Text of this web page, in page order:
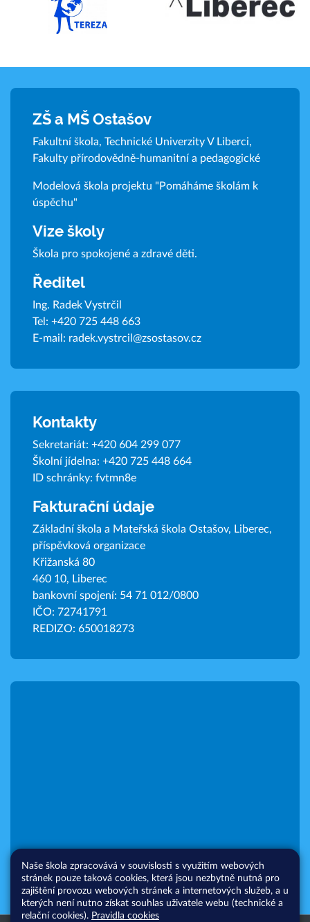
ZŠ a MŠ Ostašov
Fakultní škola, Technické Univerzity V Liberci,
Fakulty přírodovědně-humanitní a pedagogické
Modelová škola projektu "Pomáháme školám k
úspěchu"
Vize školy
Škola pro spokojené a zdravé děti.
Ředitel
Ing. Radek Vystrčil
Tel: +420 725 448 663
E-mail: radek.vystrcil@zsostasov.cz
Kontakty
Sekretariát: +420 604 299 077
Školní jídelna: +420 725 448 664
ID schránky: fvtmn8e
Fakturační údaje
Základní škola a Mateřská škola Ostašov, Liberec,
příspěvková organizace
Křižanská 80
460 10, Liberec
bankovní spojení: 54 71 012/0800
IČO: 72741791
REDIZO: 650018273
Naše škola zpracovává v souvislosti s využitím webových
stránek pouze taková cookies, která jsou nezbytně nutná pro
zajištění provozu webových stránek a internetových služeb, a u
kterých není nutno získat souhlas uživatele webu (technické a
relační cookies). Pravidla cookies